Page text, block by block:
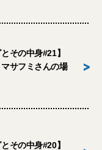
その中身#21】
サフミさんの場
>
その中身#20】